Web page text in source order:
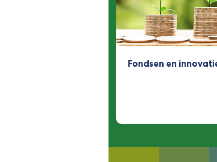
Fondsen en